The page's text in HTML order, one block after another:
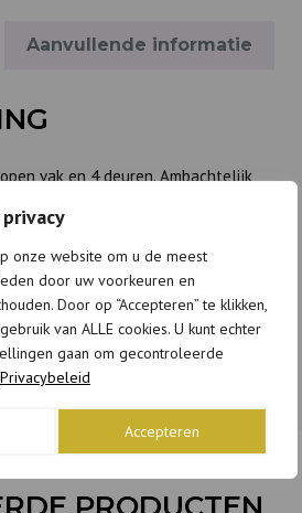
onze website om u de meest
door uw voorkeuren en
Door op “Accepteren” te klikken,
van ALLE cookies. U kunt echter
gaan om gecontroleerde
Privacybeleid
Accepteren
Aanvullende informatie
vak en 4 deuren. Ambachtelijk
levertijd.